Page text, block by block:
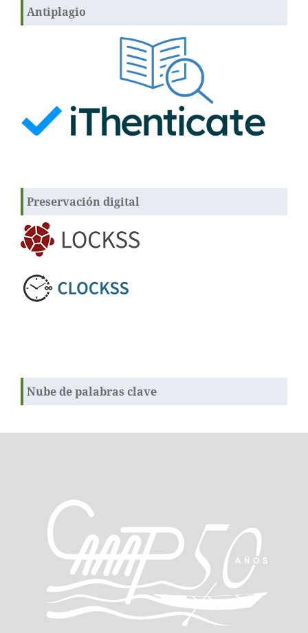
Antiplagio
Preservación digital
Nube de palabras clave